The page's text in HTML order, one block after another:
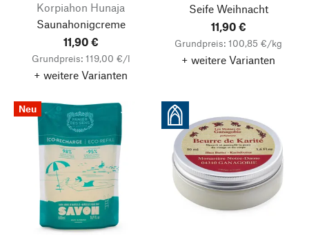
Korpiahon Hunaja
Saunahonigcreme
11,90 €
Grundpreis: 119,00 €/l
+ weitere Varianten
Seife Weihnacht
11,90 €
Grundpreis: 100,85 €/kg
+ weitere Varianten
Neu